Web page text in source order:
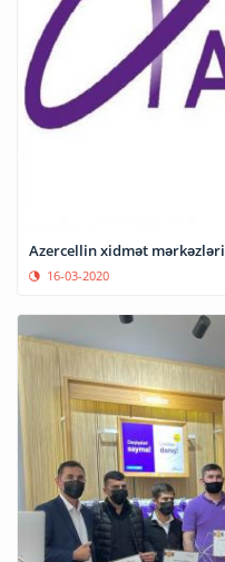
Azercellin xidmət
16-03-2020